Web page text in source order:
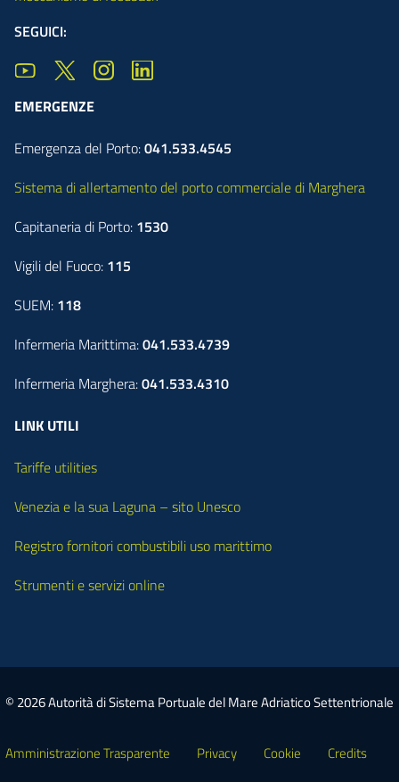
SEGUICI:
EMERGENZE
Emergenza del Porto:041.533.4545
Sistema di allertamento del porto commerciale di Marghera
Capitaneria di Porto: 1530
Vigili del Fuoco: 115
SUEM: 118
Infermeria Marittima:041.533.4739
Infermeria Marghera:041.533.4310
LINK UTILI
Tariffe utilities
Venezia e la sua Laguna – sito Unesco
Registro fornitori combustibili uso marittimo
Strumenti e servizi online
© 2026 Autorità di Sistema Portuale del Mare Adriatico Settentrionale
Amministrazione Trasparente Privacy Cookie Credits